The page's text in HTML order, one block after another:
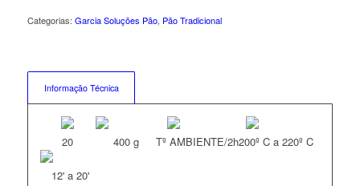
Categorias: Garcia Soluções Pão, Pão Tradicional
Informação Técnica
20 400 g Tº AMBIENTE/2h200º C a 220º C
12' a 20'